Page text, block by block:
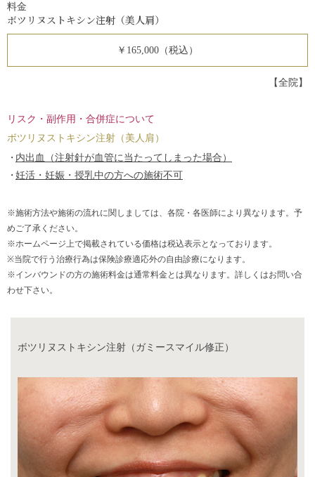
料金
ボツリヌストキシン注射（美人肩）
￥165,000（税込）
【全院】
リスク・副作用・合併症について
ボツリヌストキシン注射（美人肩）
内出血（注射針が血管に当たってしまった場合）
妊活・妊娠・授乳中の方への施術不可
※施術方法や施術の流れに関しましては、各院・各医師により異なります。予
めご了承ください。
※ホームページ上で掲載されている価格は税込表示となっております。
※当院で行う治療行為は保険診療適応外の自由診療になります。
※インバウンドの方の施術料金は通常料金とは異なります。詳しくはお問い合
わせ下さい。
ボツリヌストキシン注射（ガミースマイル修正）